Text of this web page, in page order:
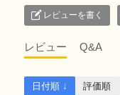
レビューを書く
レビュー Q&A
日付順 ↓ 評価順